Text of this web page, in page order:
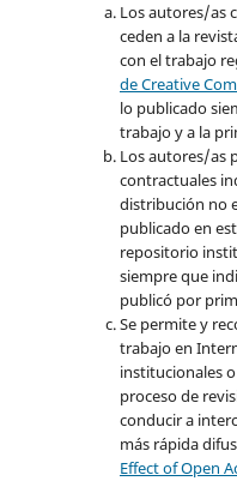
Los autores/as
ceden a la
con el trabajo
de Creative
lo publicado
trabajo y a la
Los autores/as
contractuales
distribución no
publicado en
repositorio
siempre que
publicó por
Se permite y
trabajo en
institucionales
proceso de
conducir a
más rápida
Effect of Open